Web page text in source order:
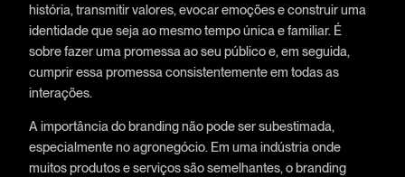
história, transmitir valores, evocar emoções e construir uma
identidade que seja ao mesmo tempo única e familiar. É
sobre fazer uma promessa ao seu público e, em seguida,
cumprir essa promessa consistentemente em todas as
interações.
A importância do branding não pode ser subestimada,
especialmente no agronegócio. Em uma indústria onde
muitos produtos e serviços são semelhantes, o branding